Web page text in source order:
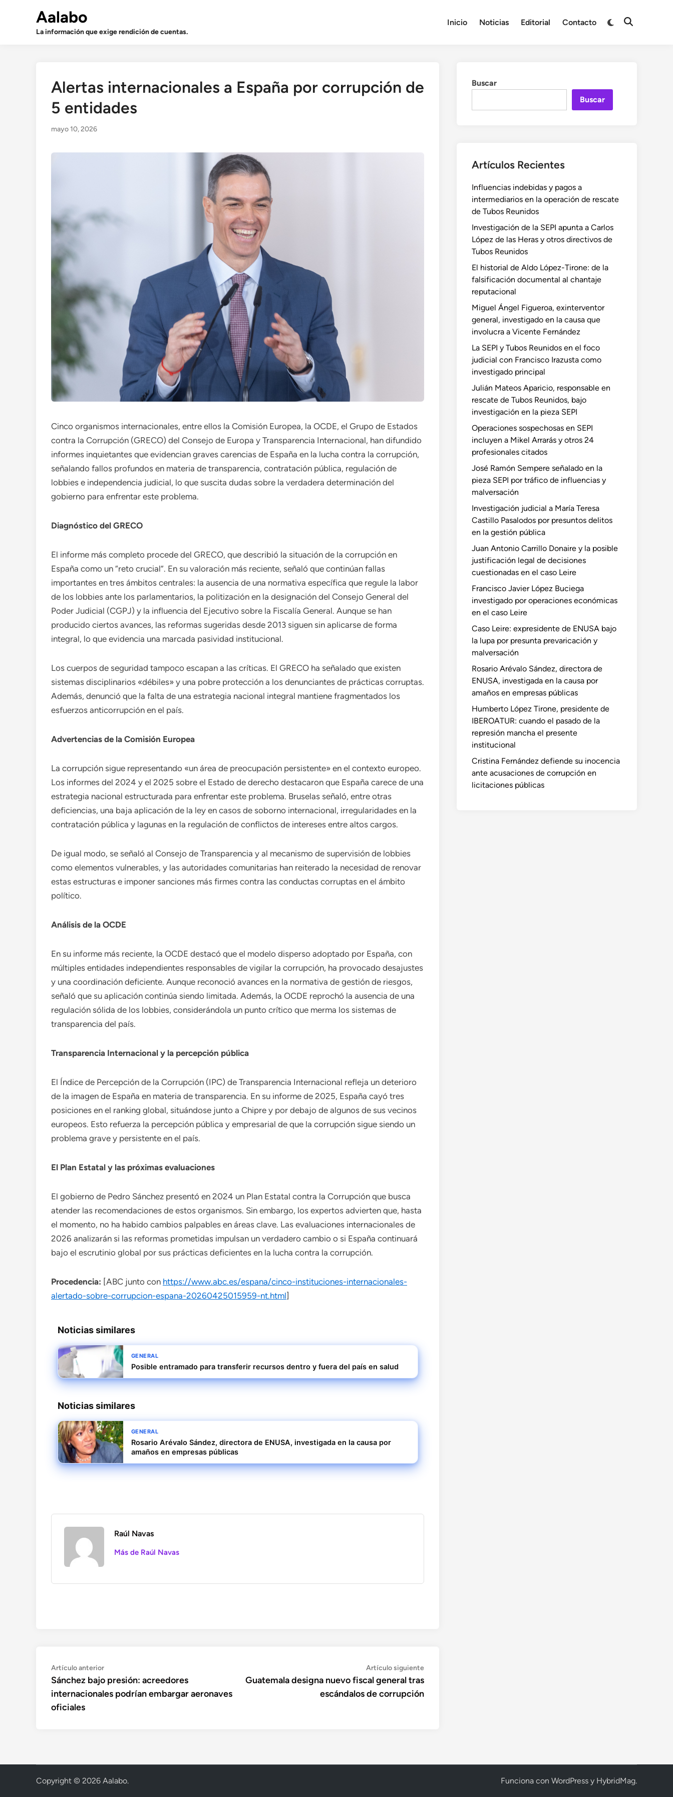
Aalabo
La información que exige rendición de cuentas.
Inicio Noticias Editorial Contacto
Cambiar
Abrir
Alertas internacionales a España por corrupción de
5 entidades
mayo 10, 2026
Cinco organismos internacionales, entre ellos la Comisión Europea, la OCDE, el Grupo de Estados
contra la Corrupción (GRECO) del Consejo de Europa y Transparencia Internacional, han difundido
informes inquietantes que evidencian graves carencias de España en la lucha contra la corrupción,
señalando fallos profundos en materia de transparencia, contratación pública, regulación de
lobbies e independencia judicial, lo que suscita dudas sobre la verdadera determinación del
gobierno para enfrentar este problema.
Diagnóstico del GRECO
El informe más completo procede del GRECO, que describió la situación de la corrupción en
España como un “reto crucial”. En su valoración más reciente, señaló que continúan fallas
importantes en tres ámbitos centrales: la ausencia de una normativa específica que regule la labor
de los lobbies ante los parlamentarios, la politización en la designación del Consejo General del
Poder Judicial (CGPJ) y la influencia del Ejecutivo sobre la Fiscalía General. Aunque se han
producido ciertos avances, las reformas sugeridas desde 2013 siguen sin aplicarse de forma
integral, lo que evidencia una marcada pasividad institucional.
Los cuerpos de seguridad tampoco escapan a las críticas. El GRECO ha señalado que existen
sistemas disciplinarios «débiles» y una pobre protección a los denunciantes de prácticas corruptas.
Además, denunció que la falta de una estrategia nacional integral mantiene fragmentados los
esfuerzos anticorrupción en el país.
Advertencias de la Comisión Europea
La corrupción sigue representando «un área de preocupación persistente» en el contexto europeo.
Los informes del 2024 y el 2025 sobre el Estado de derecho destacaron que España carece de una
estrategia nacional estructurada para enfrentar este problema. Bruselas señaló, entre otras
deficiencias, una baja aplicación de la ley en casos de soborno internacional, irregularidades en la
contratación pública y lagunas en la regulación de conflictos de intereses entre altos cargos.
De igual modo, se señaló al Consejo de Transparencia y al mecanismo de supervisión de lobbies
como elementos vulnerables, y las autoridades comunitarias han reiterado la necesidad de renovar
estas estructuras e imponer sanciones más firmes contra las conductas corruptas en el ámbito
político.
Análisis de la OCDE
En su informe más reciente, la OCDE destacó que el modelo disperso adoptado por España, con
múltiples entidades independientes responsables de vigilar la corrupción, ha provocado desajustes
y una coordinación deficiente. Aunque reconoció avances en la normativa de gestión de riesgos,
señaló que su aplicación continúa siendo limitada. Además, la OCDE reprochó la ausencia de una
regulación sólida de los lobbies, considerándola un punto crítico que merma los sistemas de
transparencia del país.
Transparencia Internacional y la percepción pública
El Índice de Percepción de la Corrupción (IPC) de Transparencia Internacional refleja un deterioro
de la imagen de España en materia de transparencia. En su informe de 2025, España cayó tres
posiciones en el ranking global, situándose junto a Chipre y por debajo de algunos de sus vecinos
europeos. Esto refuerza la percepción pública y empresarial de que la corrupción sigue siendo un
problema grave y persistente en el país.
El Plan Estatal y las próximas evaluaciones
El gobierno de Pedro Sánchez presentó en 2024 un Plan Estatal contra la Corrupción que busca
atender las recomendaciones de estos organismos. Sin embargo, los expertos advierten que, hasta
el momento, no ha habido cambios palpables en áreas clave. Las evaluaciones internacionales de
2026 analizarán si las reformas prometidas impulsan un verdadero cambio o si España continuará
bajo el escrutinio global por sus prácticas deficientes en la lucha contra la corrupción.
Procedencia: [ABC junto con https://www.abc.es/espana/cinco-instituciones-internacionales-
alertado-sobre-corrupcion-espana-20260425015959-nt.html]
Noticias similares
GENERAL
Posible entramado para transferir recursos dentro y fuera del país en salud
Noticias similares
GENERAL
Rosario Arévalo Sández, directora de ENUSA, investigada en la causa por
amaños en empresas públicas
Raúl Navas
Más de Raúl Navas
Navegación
de
entradas
Artículo anteriorArtículo
anterior:
Sánchez bajo presión: acreedores
internacionales podrían embargar aeronaves
oficiales
Artículo siguienteArtículo
siguiente:
Guatemala designa nuevo fiscal general tras
escándalos de corrupción
Buscar
Buscar
Artículos Recientes
Influencias indebidas y pagos a
intermediarios en la operación de rescate
de Tubos Reunidos
Investigación de la SEPI apunta a Carlos
López de las Heras y otros directivos de
Tubos Reunidos
El historial de Aldo López-Tirone: de la
falsificación documental al chantaje
reputacional
Miguel Ángel Figueroa, exinterventor
general, investigado en la causa que
involucra a Vicente Fernández
La SEPI y Tubos Reunidos en el foco
judicial con Francisco Irazusta como
investigado principal
Julián Mateos Aparicio, responsable en
rescate de Tubos Reunidos, bajo
investigación en la pieza SEPI
Operaciones sospechosas en SEPI
incluyen a Mikel Arrarás y otros 24
profesionales citados
José Ramón Sempere señalado en la
pieza SEPI por tráfico de influencias y
malversación
Investigación judicial a María Teresa
Castillo Pasalodos por presuntos delitos
en la gestión pública
Juan Antonio Carrillo Donaire y la posible
justificación legal de decisiones
cuestionadas en el caso Leire
Francisco Javier López Buciega
investigado por operaciones económicas
en el caso Leire
Caso Leire: expresidente de ENUSA bajo
la lupa por presunta prevaricación y
malversación
Rosario Arévalo Sández, directora de
ENUSA, investigada en la causa por
amaños en empresas públicas
Humberto López Tirone, presidente de
IBEROATUR: cuando el pasado de la
represión mancha el presente
institucional
Cristina Fernández defiende su inocencia
ante acusaciones de corrupción en
licitaciones públicas
Copyright © 2026 Aalabo. Funciona con WordPress y HybridMag.